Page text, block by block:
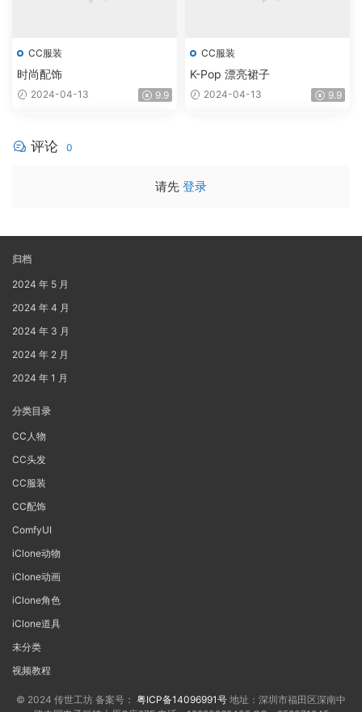
CC服装
时尚配饰
2024-04-13 9.9
CC服装
K-Pop 漂亮裙子
2024-04-13 9.9
评论 0
请先 登录
归档
2024 年 5 月
2024 年 4 月
2024 年 3 月
2024 年 2 月
2024 年 1 月
分类目录
CC人物
CC头发
CC服装
CC配饰
ComfyUI
iClone动物
iClone动画
iClone角色
iClone道具
未分类
视频教程
© 2024 传世工坊 备案号： 粤ICP备14096991号 地址：深圳市福田区深南中